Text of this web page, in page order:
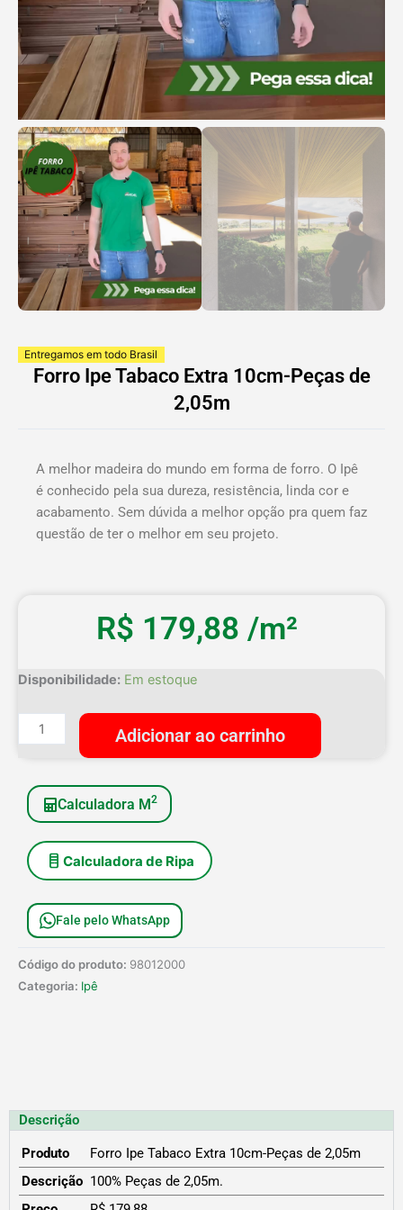
Entregamos em todo Brasil
Forro Ipe Tabaco Extra 10cm-Peças de
2,05m
A melhor madeira do mundo em forma de forro. O Ipê
é conhecido pela sua dureza, resistência, linda cor e
acabamento. Sem dúvida a melhor opção pra quem faz
questão de ter o melhor em seu projeto.
R$ 179,88 /m²
Disponibilidade: Em estoque
Forro
Tabaco
Extra
Peças
de
quantidade
Adicionar ao carrinho
Calculadora M2
Calculadora de Ripa
Fale pelo WhatsApp
Código do produto: 98012000
Categoria: Ipê
Descrição
Produto
Forro Ipe Tabaco Extra 10cm-Peças de 2,05m
Descrição 100% Peças de 2,05m.